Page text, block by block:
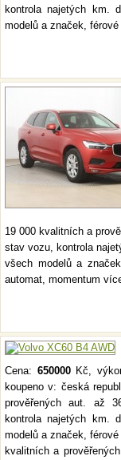
kontrola najetých km.
modelů a značek,
19 000 kvalitních a
stav vozu, kontrola
všech modelů a
automat, momentum
Cena: 650000Kč,
koupeno v: česká
prověřených aut. až
kontrola najetých km.
modelů a značek,
kvalitních a